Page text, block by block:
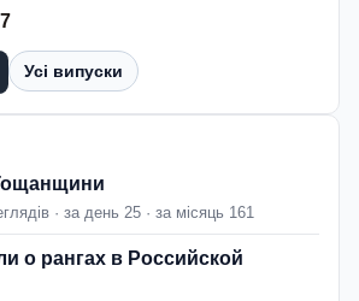
Усі випуски
· за день 25 · за місяць 161
о рангах в Российской